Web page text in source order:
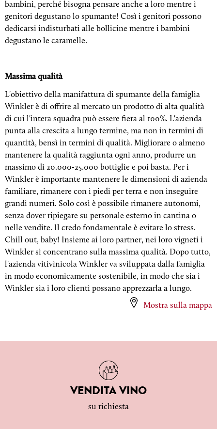
Mostra sulla mappa
bambini, perché bisogna pensare anche a loro mentre i
genitori degustano lo spumante! Così i genitori possono
dedicarsi indisturbati alle bollicine mentre i bambini
degustano le caramelle.
Massima qualità
L'obiettivo della manifattura di spumante della famiglia
Winkler è di offrire al mercato un prodotto di alta qualità
di cui l'intera squadra può essere fiera al 100%. L'azienda
punta alla crescita a lungo termine, ma non in termini di
quantità, bensì in termini di qualità. Migliorare o almeno
mantenere la qualità raggiunta ogni anno, produrre un
massimo di 20.000-25.000 bottiglie e poi basta. Per i
Winkler è importante mantenere le dimensioni di azienda
familiare, rimanere con i piedi per terra e non inseguire
grandi numeri. Solo così è possibile rimanere autonomi,
senza dover ripiegare su personale esterno in cantina o
nelle vendite. Il credo fondamentale è evitare lo stress.
Chill out, baby! Insieme ai loro partner, nei loro vigneti i
Winkler si concentrano sulla massima qualità. Dopo tutto,
l'azienda vitivinicola Winkler va sviluppata dalla famiglia
in modo economicamente sostenibile, in modo che sia i
Winkler sia i loro clienti possano apprezzarla a lungo.
VENDITA VINO
su richiesta